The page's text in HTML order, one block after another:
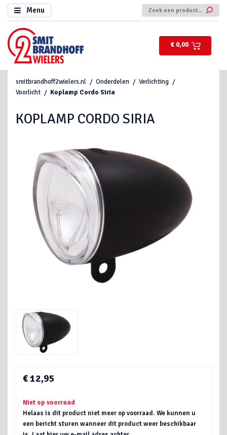
Menu
€ 0,00
smitbrandhoff2wielers.nl Onderdelen
Verlichting
Voorlicht
Koplamp Cordo Siria
KOPLAMP CORDO SIRIA
€ 12,95
Niet op voorraad
Helaas is dit product niet meer op voorraad. We kunnen u
een bericht sturen wanneer dit product weer beschikbaar